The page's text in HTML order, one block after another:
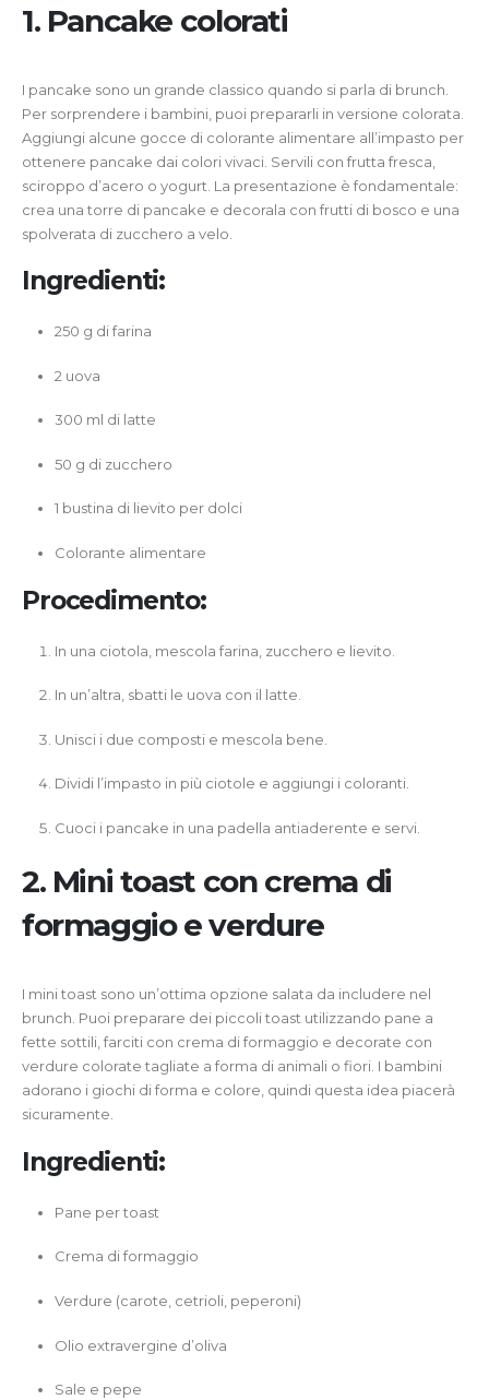
1. Pancake colorati
I pancake sono un grande classico quando si parla di brunch.
Per sorprendere i bambini, puoi prepararli in versione colorata.
Aggiungi alcune gocce di colorante alimentare all’impasto per
ottenere pancake dai colori vivaci. Servili con frutta fresca,
sciroppo d’acero o yogurt. La presentazione è fondamentale:
crea una torre di pancake e decorala con frutti di bosco e una
spolverata di zucchero a velo.
Ingredienti:
250 g di farina
2 uova
300 ml di latte
50 g di zucchero
1 bustina di lievito per dolci
Colorante alimentare
Procedimento:
In una ciotola, mescola farina, zucchero e lievito.
In un’altra, sbatti le uova con il latte.
Unisci i due composti e mescola bene.
Dividi l’impasto in più ciotole e aggiungi i coloranti.
Cuoci i pancake in una padella antiaderente e servi.
2. Mini toast con crema di
formaggio e verdure
I mini toast sono un’ottima opzione salata da includere nel
brunch. Puoi preparare dei piccoli toast utilizzando pane a
fette sottili, farciti con crema di formaggio e decorate con
verdure colorate tagliate a forma di animali o fiori. I bambini
adorano i giochi di forma e colore, quindi questa idea piacerà
sicuramente.
Ingredienti:
Pane per toast
Crema di formaggio
Verdure (carote, cetrioli, peperoni)
Olio extravergine d’oliva
Sale e pepe